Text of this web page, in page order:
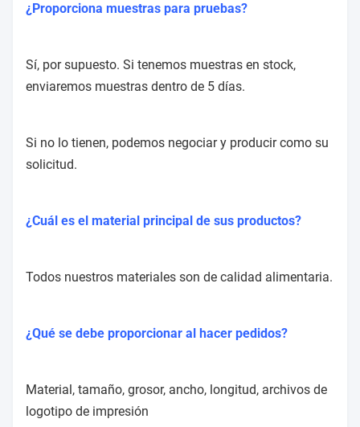
¿Proporciona muestras para pruebas?
Sí, por supuesto. Si tenemos muestras en stock,
enviaremos muestras dentro de 5 días.
Si no lo tienen, podemos negociar y producir como su
solicitud.
¿Cuál es el material principal de sus productos?
Todos nuestros materiales son de calidad alimentaria.
¿Qué se debe proporcionar al hacer pedidos?
Material, tamaño, grosor, ancho, longitud, archivos de
logotipo de impresión